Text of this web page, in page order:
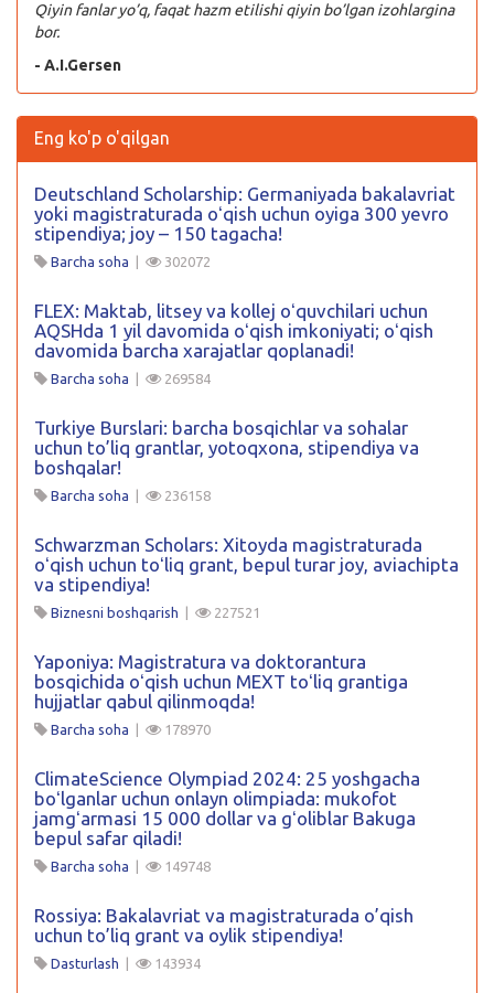
Qiyin fanlar yo’q, faqat hazm etilishi qiyin bo’lgan izohlargina
bor.
- A.I.Gersen
Eng ko'p o'qilgan
Deutschland Scholarship: Germaniyada bakalavriat
yoki magistraturada oʻqish uchun oyiga 300 yevro
stipendiya; joy – 150 tagacha!
Barcha soha 302072
FLEX: Maktab, litsey va kollej oʻquvchilari uchun
AQSHda 1 yil davomida oʻqish imkoniyati; oʻqish
davomida barcha xarajatlar qoplanadi!
Barcha soha 269584
Turkiye Burslari: barcha bosqichlar va sohalar
uchun to’liq grantlar, yotoqxona, stipendiya va
boshqalar!
Barcha soha 236158
Schwarzman Scholars: Xitoyda magistraturada
oʻqish uchun toʻliq grant, bepul turar joy, aviachipta
va stipendiya!
Biznesni boshqarish 227521
Yaponiya: Magistratura va doktorantura
bosqichida oʻqish uchun MEXT toʻliq grantiga
hujjatlar qabul qilinmoqda!
Barcha soha 178970
ClimateScience Olympiad 2024: 25 yoshgacha
boʻlganlar uchun onlayn olimpiada: mukofot
jamgʻarmasi 15 000 dollar va gʻoliblar Bakuga
bepul safar qiladi!
Barcha soha 149748
Rossiya: Bakalavriat va magistraturada o’qish
uchun to’liq grant va oylik stipendiya!
Dasturlash 143934